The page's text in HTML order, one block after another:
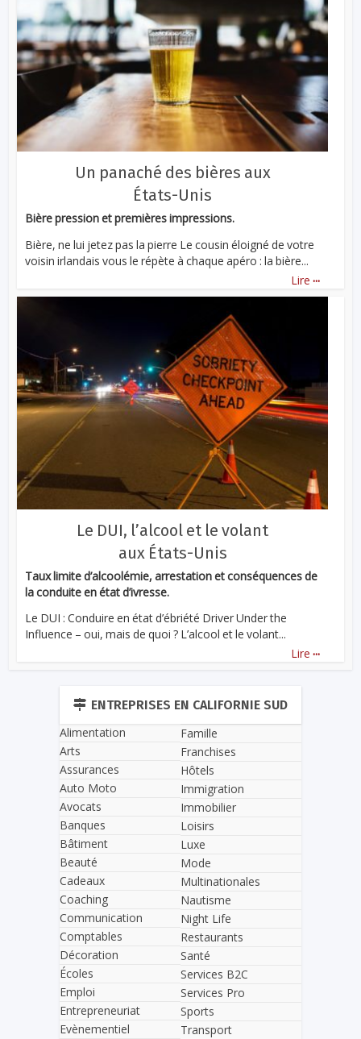
Un panaché des bières aux
États-Unis
Bière pression et premières impressions.
Bière, ne lui jetez pas la pierre Le cousin éloigné de votre
voisin irlandais vous le répète à chaque apéro : la bière...
Lire ...
Le DUI, l’alcool et le volant
aux États-Unis
Taux limite d’alcoolémie, arrestation et conséquences de
la conduite en état d’ivresse.
Le DUI : Conduire en état d’ébriété Driver Under the
Influence – oui, mais de quoi ? L’alcool et le volant...
Lire ...
ENTREPRISES EN CALIFORNIE SUD
Alimentation
Arts
Assurances
Auto Moto
Avocats
Banques
Bâtiment
Beauté
Cadeaux
Coaching
Communication
Comptables
Décoration
Écoles
Emploi
Entrepreneuriat
Evènementiel
Famille
Franchises
Hôtels
Immigration
Immobilier
Loisirs
Luxe
Mode
Multinationales
Nautisme
Night Life
Restaurants
Santé
Services B2C
Services Pro
Sports
Transport